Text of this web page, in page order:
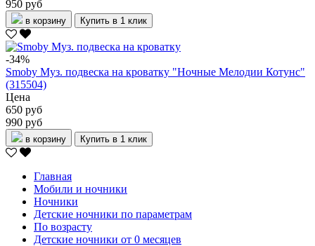
950 руб
в корзину Купить в 1 клик
-34%
Smoby Муз. подвеска на кроватку "Ночные Мелодии Котунс"
(315504)
Цена
650 руб
990 руб
в корзину Купить в 1 клик
Главная
Мобили и ночники
Ночники
Детские ночники по параметрам
По возрасту
Детские ночники от 0 месяцев